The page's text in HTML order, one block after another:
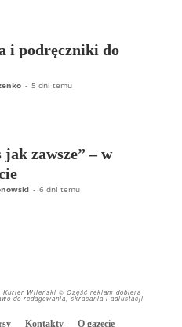
i podręczniki do
- 5 dni temu
jak zawsze” – w
- 6 dni temu
Kurier Wileński © Część reklam dobiera
do redagowania, skracania i adiustacji
Kontakty O gazecie